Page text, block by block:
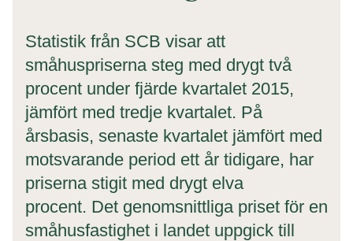
Statistik från SCB visar att
småhuspriserna steg med drygt två
procent under fjärde kvartalet 2015,
jämfört med tredje kvartalet. På
årsbasis, senaste kvartalet jämfört med
motsvarande period ett år tidigare, har
priserna stigit med drygt elva
procent. Det genomsnittliga priset för en
småhusfastighet i landet uppgick till